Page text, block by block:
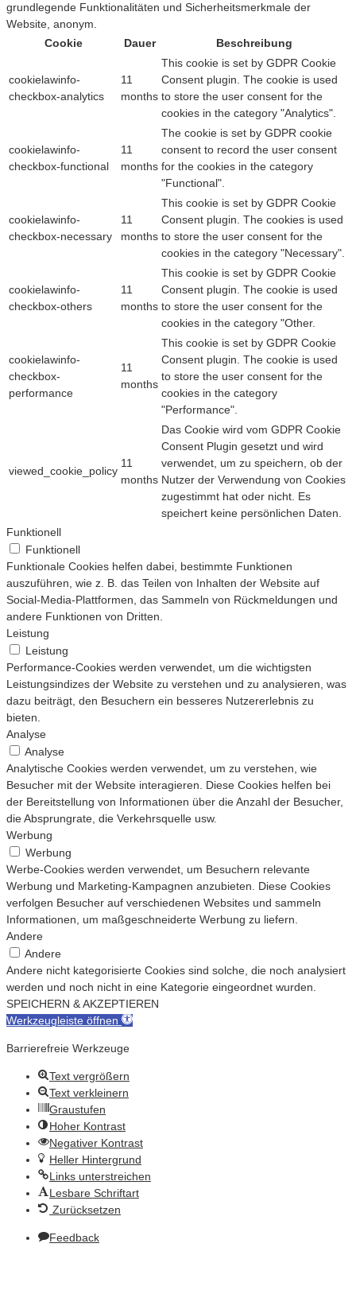
grundlegende Funktionalitäten und Sicherheitsmerkmale der
Website, anonym.
Cookie
Dauer Beschreibung
cookielawinfo-
checkbox-analytics
11
months
This cookie is set by GDPR Cookie
Consent plugin. The cookie is used
to store the user consent for the
cookies in the category "Analytics".
cookielawinfo-
checkbox-functional
11
months
The cookie is set by GDPR cookie
consent to record the user consent
for the cookies in the category
"Functional".
cookielawinfo-
checkbox-necessary
11
months
This cookie is set by GDPR Cookie
Consent plugin. The cookies is used
to store the user consent for the
cookies in the category "Necessary".
cookielawinfo-
checkbox-others
11
months
This cookie is set by GDPR Cookie
Consent plugin. The cookie is used
to store the user consent for the
cookies in the category "Other.
cookielawinfo-
checkbox-
performance
11
months
This cookie is set by GDPR Cookie
Consent plugin. The cookie is used
to store the user consent for the
cookies in the category
"Performance".
viewed_cookie_policy
11
months
Das Cookie wird vom GDPR Cookie
Consent Plugin gesetzt und wird
verwendet, um zu speichern, ob der
Nutzer der Verwendung von Cookies
zugestimmt hat oder nicht. Es
speichert keine persönlichen Daten.
Funktionell
Funktionell
Funktionale Cookies helfen dabei, bestimmte Funktionen
auszuführen, wie z. B. das Teilen von Inhalten der Website auf
Social-Media-Plattformen, das Sammeln von Rückmeldungen und
andere Funktionen von Dritten.
Leistung
Leistung
Performance-Cookies werden verwendet, um die wichtigsten
Leistungsindizes der Website zu verstehen und zu analysieren, was
dazu beiträgt, den Besuchern ein besseres Nutzererlebnis zu
bieten.
Analyse
Analyse
Analytische Cookies werden verwendet, um zu verstehen, wie
Besucher mit der Website interagieren. Diese Cookies helfen bei
der Bereitstellung von Informationen über die Anzahl der Besucher,
die Absprungrate, die Verkehrsquelle usw.
Werbung
Werbung
Werbe-Cookies werden verwendet, um Besuchern relevante
Werbung und Marketing-Kampagnen anzubieten. Diese Cookies
verfolgen Besucher auf verschiedenen Websites und sammeln
Informationen, um maßgeschneiderte Werbung zu liefern.
Andere
Andere
Andere nicht kategorisierte Cookies sind solche, die noch analysiert
werden und noch nicht in eine Kategorie eingeordnet wurden.
SPEICHERN & AKZEPTIEREN
Werkzeugleiste öffnen
Barrierefreie Werkzeuge
Text vergrößern
Text verkleinern
Graustufen
Hoher Kontrast
Negativer Kontrast
Heller Hintergrund
Links unterstreichen
Lesbare Schriftart
Zurücksetzen
Feedback